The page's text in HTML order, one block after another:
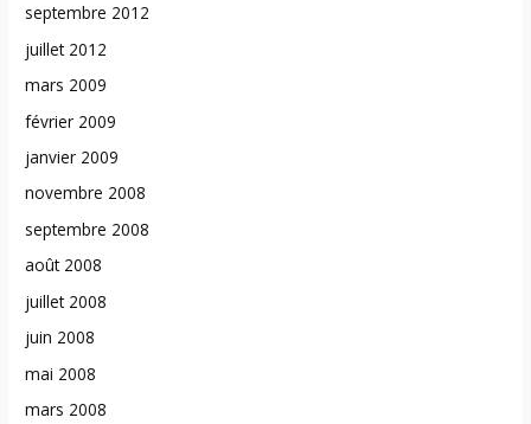
septembre 2012
juillet 2012
mars 2009
février 2009
janvier 2009
novembre 2008
septembre 2008
août 2008
juillet 2008
juin 2008
mai 2008
mars 2008